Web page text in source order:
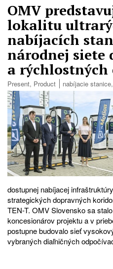
OMV
lokalitu
nabíjacích
národnej siete
a rýchlostných
Present, Product nabíjacie stanice,
dostupnej nabíjacej
strategických dopravných
TEN-T. OMV Slovensko sa
koncesionárov projektu a v
postupne budovalo sieť
vybraných diaľničných